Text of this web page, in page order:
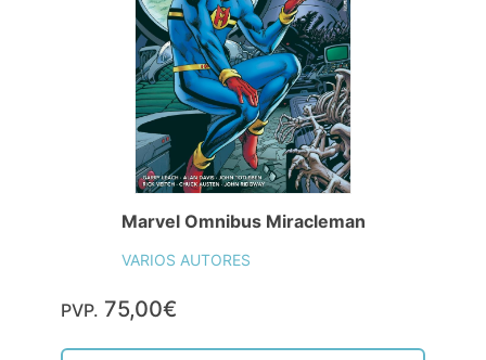
Marvel Omnibus Miracleman
VARIOS AUTORES
PVP. 75,00€